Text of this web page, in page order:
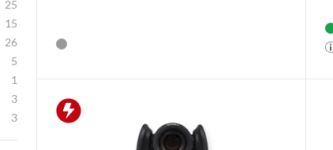
25
15
26
5
1
3
3